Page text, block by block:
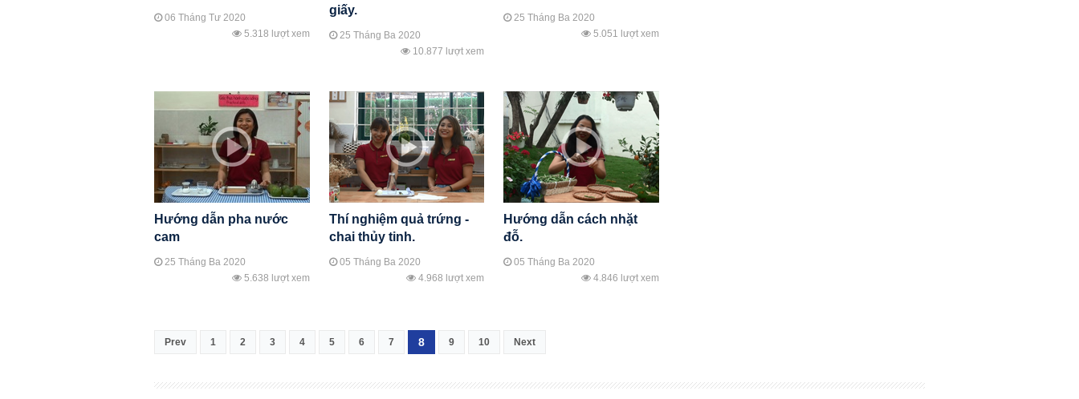
06 Tháng Tư 2020
5.318 lượt xem
giấy.
25 Tháng Ba 2020
10.877 lượt xem
25 Tháng Ba 2020
5.051 lượt xem
Hướng dẫn pha nước
cam
25 Tháng Ba 2020
5.638 lượt xem
Thí nghiệm quả trứng -
chai thủy tinh.
05 Tháng Ba 2020
4.968 lượt xem
Hướng dẫn cách nhặt
đỗ.
05 Tháng Ba 2020
4.846 lượt xem
Prev 1 2 3 4 5 6 7 8 9 10 Next